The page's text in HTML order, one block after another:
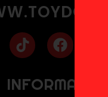
INFORMACIÓN